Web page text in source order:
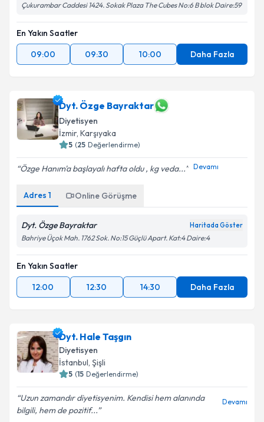
Çukurambar Caddesi 1424. Sokak Plaza The Cubes No:6 B blok Daire:59
En Yakın Saatler
09:00
09:30 10:00 Daha Fazla
Dyt. Özge Bayraktar
Diyetisyen
İzmir, Karşıyaka
5 (25 Değerlendirme)
Özge Hanım'a başlayalı hafta oldu , kg veda... Devamı
Adres 1 Online Görüşme
Dyt. Özge Bayraktar Haritada Göster
Bahriye Üçok Mah. 1762 Sok. No:15 Güçlü Apart. Kat:4 Daire:4
En Yakın Saatler
12:00
12:30 14:30 Daha Fazla
Dyt. Hale Taşgın
Diyetisyen
İstanbul, Şişli
5 (15 Değerlendirme)
Uzun zamandır diyetisyenim. Kendisi hem alanında
bilgili, hem de pozitif...
Devamı